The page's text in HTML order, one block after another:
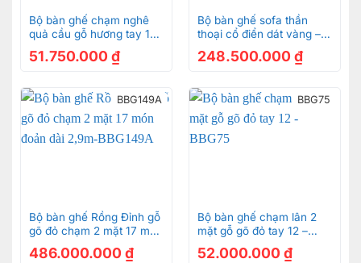
Bộ bàn ghế chạm nghê
quả cầu gỗ hương tay 12
51.750.000 ₫
Bộ bàn ghế sofa thần
thoại cổ điển dát vàng –
248.500.000 ₫
BBG149A
Bộ bàn ghế Rồng Đỉnh gỗ
gõ đỏ chạm 2 mặt 17 món
đoản dài 2,9m-BBG149A
486.000.000 ₫
BBG75
Bộ bàn ghế chạm lân 2
mặt gỗ gõ đỏ tay 12 –
BBG75
52.000.000 ₫